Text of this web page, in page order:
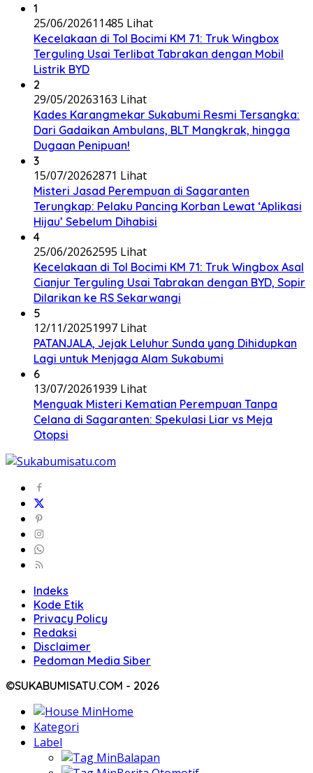
1
25/06/202611485 Lihat
Kecelakaan di Tol Bocimi KM 71: Truk Wingbox
Terguling Usai Terlibat Tabrakan dengan Mobil
Listrik BYD
2
29/05/20263163 Lihat
Kades Karangmekar Sukabumi Resmi Tersangka:
Dari Gadaikan Ambulans, BLT Mangkrak, hingga
Dugaan Penipuan!
3
15/07/20262871 Lihat
Misteri Jasad Perempuan di Sagaranten
Terungkap: Pelaku Pancing Korban Lewat ‘Aplikasi
Hijau’ Sebelum Dihabisi
4
25/06/20262595 Lihat
Kecelakaan di Tol Bocimi KM 71: Truk Wingbox Asal
Cianjur Terguling Usai Tabrakan dengan BYD, Sopir
Dilarikan ke RS Sekarwangi
5
12/11/20251997 Lihat
PATANJALA, Jejak Leluhur Sunda yang Dihidupkan
Lagi untuk Menjaga Alam Sukabumi
6
13/07/20261939 Lihat
Menguak Misteri Kematian Perempuan Tanpa
Celana di Sagaranten: Spekulasi Liar vs Meja
Otopsi
Indeks
Kode Etik
Privacy Policy
Redaksi
Disclaimer
Pedoman Media Siber
©SUKABUMISATU.COM - 2026
Home
Kategori
Label
Balapan